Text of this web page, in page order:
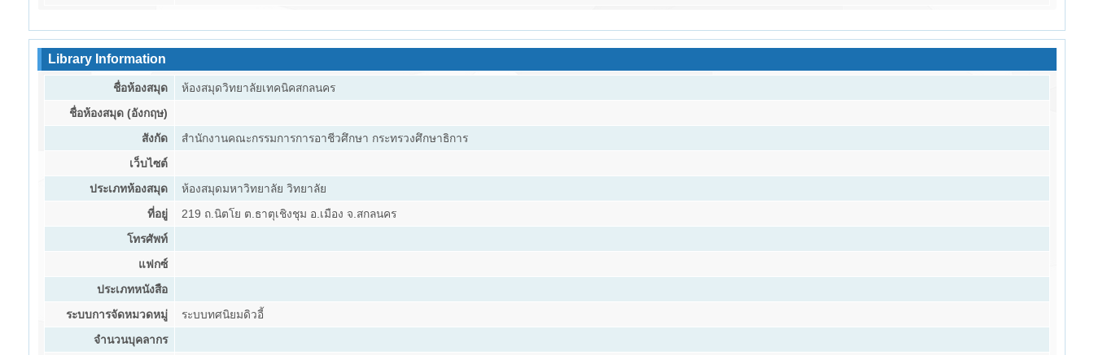
Library Information
ชื่อห้องสมุด ห้องสมุดวิทยาลัยเทคนิคสกลนคร
ชื่อห้องสมุด (อังกฤษ)
สังกัด สำนักงานคณะกรรมการการอาชีวศึกษา กระทรวงศึกษาธิการ
เว็บไซต์
ประเภทห้องสมุด ห้องสมุดมหาวิทยาลัย วิทยาลัย
ที่อยู่ 219 ถ.นิตโย ต.ธาตุเชิงชุม อ.เมือง จ.สกลนคร
โทรศัพท์
แฟกซ์
ประเภทหนังสือ
ระบบการจัดหมวดหมู่ ระบบทศนิยมดิวอี้
จำนวนบุคลากร